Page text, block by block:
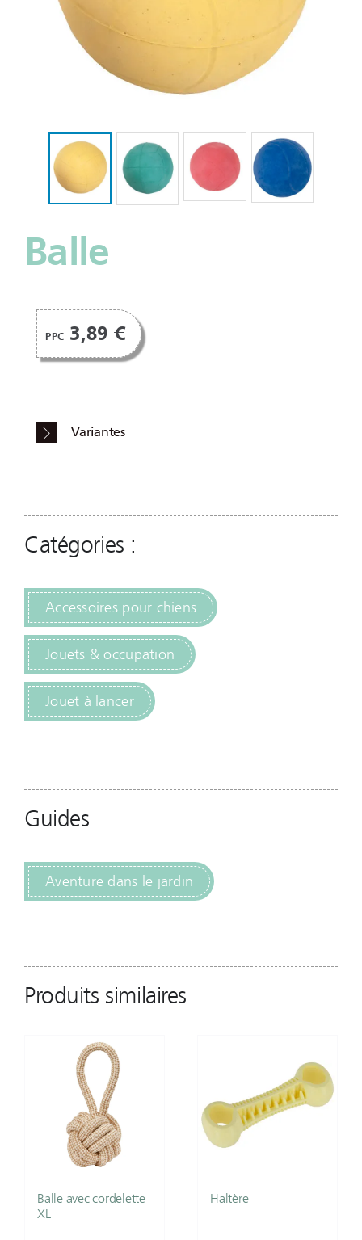
Balle
PPC 3,89 €
Variantes
Catégories :
Accessoires pour chiens
Jouets & occupation
Jouet à lancer
Guides
Aventure dans le jardin
Produits similaires
Balle avec cordelette
XL
Haltère